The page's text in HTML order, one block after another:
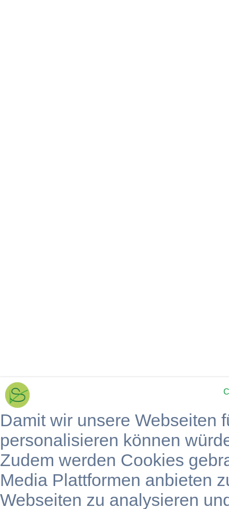
Damit wir unsere Webseiten
personalisieren können
Zudem werden Cookies
Media Plattformen anbieten
Webseiten zu analysieren